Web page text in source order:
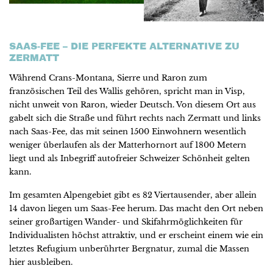
SAAS-FEE – DIE PERFEKTE ALTERNATIVE ZU
ZERMATT
Während Crans-Montana, Sierre und Raron zum
französischen Teil des Wallis gehören, spricht man in Visp,
nicht unweit von Raron, wieder Deutsch. Von diesem Ort aus
gabelt sich die Straße und führt rechts nach Zermatt und links
nach Saas-Fee, das mit seinen 1500 Einwohnern wesentlich
weniger überlaufen als der Matterhornort auf 1800 Metern
liegt und als Inbegriff autofreier Schweizer Schönheit gelten
kann.
Im gesamten Alpengebiet gibt es 82 Viertausender, aber allein
14 davon liegen um Saas-Fee herum. Das macht den Ort neben
seiner großartigen Wander- und Skifahrmöglichkeiten für
Individualisten höchst attraktiv, und er erscheint einem wie ein
letztes Refugium unberührter Bergnatur, zumal die Massen
hier ausbleiben.